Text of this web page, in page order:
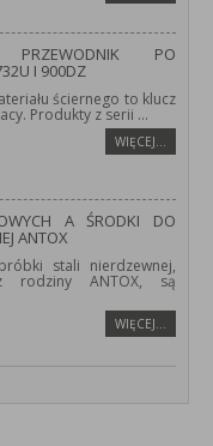
PRZEWODNIK PO
I 900DZ
ściernego to klucz
Produkty z serii ...
WIĘCEJ…
A ŚRODKI DO
ANTOX
stali nierdzewnej,
ANTOX, są
WIĘCEJ…